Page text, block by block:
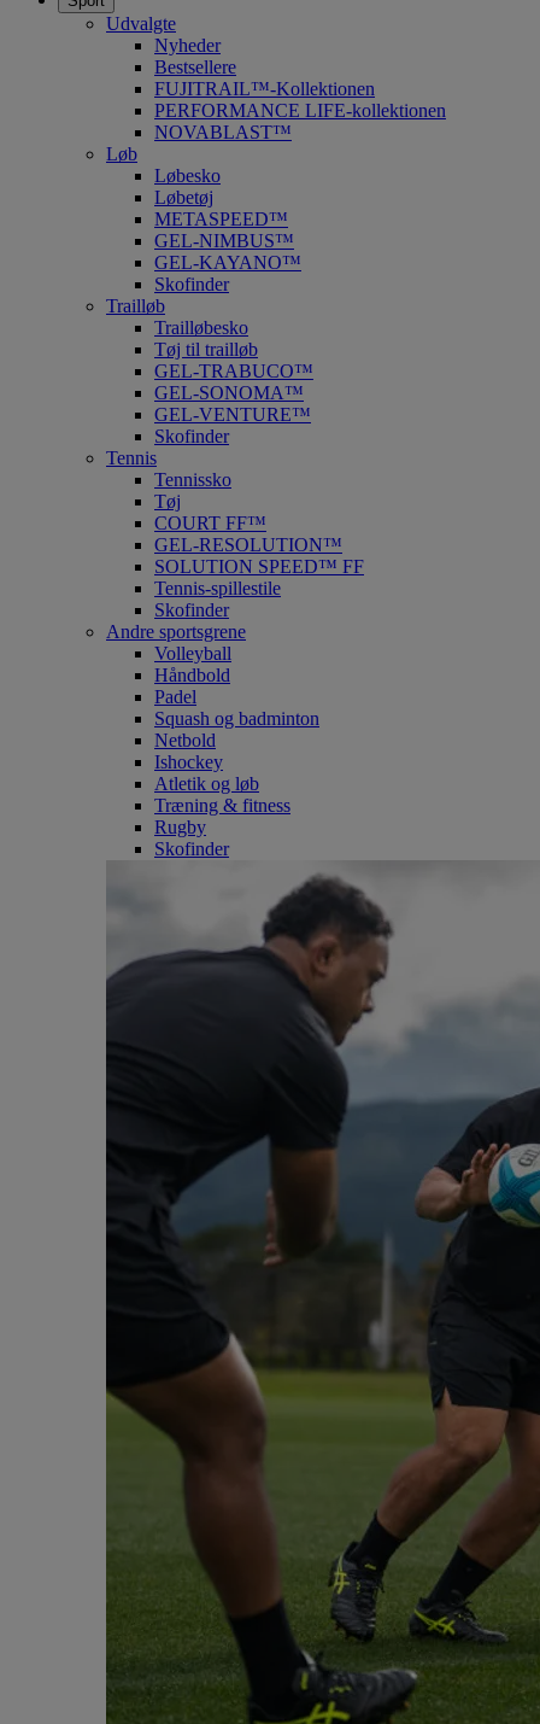
Udvalgte
Nyheder
Bestsellere
FUJITRAIL™-Kollektionen
PERFORMANCE LIFE-kollektionen
NOVABLAST™
Løb
Løbesko
Løbetøj
METASPEED™
GEL-NIMBUS™
GEL-KAYANO™
Skofinder
Trailløb
Trailløbesko
Tøj til trailløb
GEL-TRABUCO™
GEL-SONOMA™
GEL-VENTURE™
Skofinder
Tennis
Tennissko
Tøj
COURT FF™
GEL-RESOLUTION™
SOLUTION SPEED™ FF
Tennis-spillestile
Skofinder
Andre sportsgrene
Volleyball
Håndbold
Padel
Squash og badminton
Netbold
Ishockey
Atletik og løb
Træning & fitness
Rugby
Skofinder